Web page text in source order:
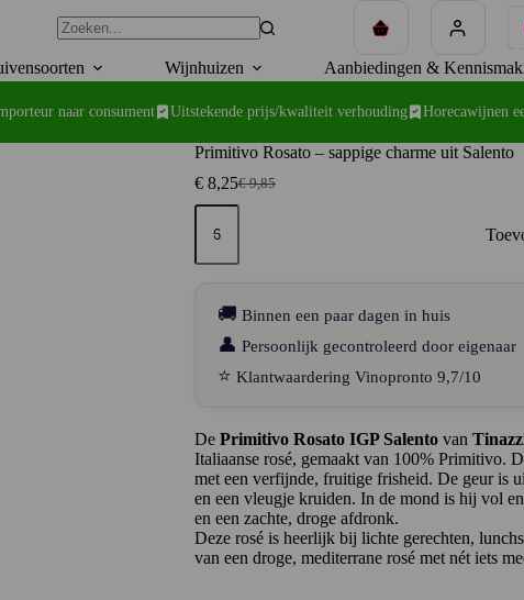
Winkelwagen
Wijnhuizen Aanbiedingen &
naar consument Uitstekende prijs/kwaliteit verhouding Horecawijnen
Primitivo Rosato – sappige charme uit Salento
€9,85
Oorspronkelijke
prijs
€8,25Huidige
prijs
Primitivo
Rosato
sappige
Salento
aantal
🚚 Binnen een paar dagen in huis
👤 Persoonlijk gecontroleerd door eigenaar
⭐ Klantwaardering Vinopronto 9,7/10
De Primitivo Rosato IGP Salentovan
Italiaanse rosé, gemaakt van 100% Primitivo.
met een verfijnde, fruitige frisheid. De geur is
en een vleugje kruiden. In de mond is hij vol
en een zachte, droge afdronk.
Deze rosé is heerlijk bij lichte gerechten,
van een droge, mediterrane rosé met nét iets